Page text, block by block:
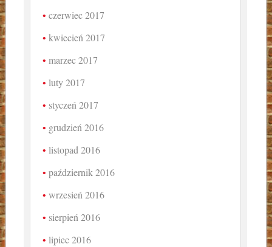
czerwiec 2017
kwiecień 2017
marzec 2017
luty 2017
styczeń 2017
grudzień 2016
listopad 2016
październik 2016
wrzesień 2016
sierpień 2016
lipiec 2016